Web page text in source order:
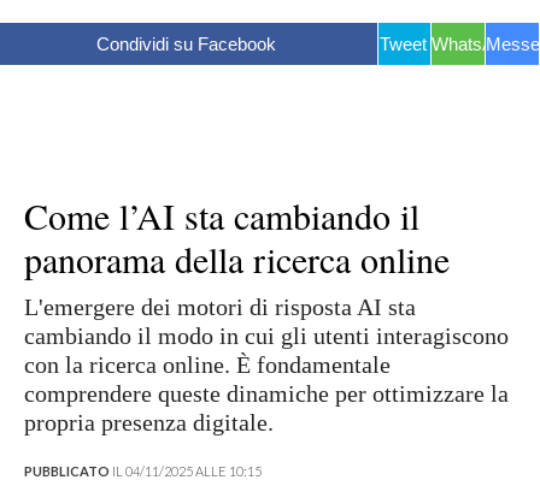
Condividi su Facebook Tweet WhatsApp
Come l’AI sta cambiando il
panorama della ricerca online
L'emergere dei motori di risposta AI sta
cambiando il modo in cui gli utenti interagiscono
con la ricerca online. È fondamentale
comprendere queste dinamiche per ottimizzare la
propria presenza digitale.
PUBBLICATO IL 04/11/2025 ALLE 10:15